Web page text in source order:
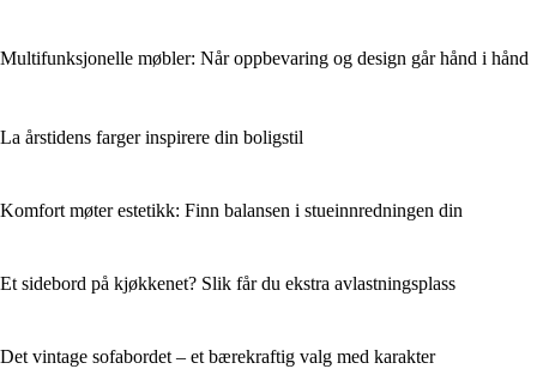
Multifunksjonelle møbler: Når oppbevaring og design går hånd i hånd
La årstidens farger inspirere din boligstil
Komfort møter estetikk: Finn balansen i stueinnredningen din
Et sidebord på kjøkkenet? Slik får du ekstra avlastningsplass
Det vintage sofabordet – et bærekraftig valg med karakter